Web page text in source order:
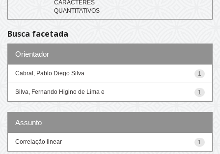
CARACTERES
QUANTITATIVOS
Busca facetada
Orientador
1
Cabral, Pablo Diego Silva
1
Silva, Fernando Higino de Lima e
Assunto
1
Correlação linear